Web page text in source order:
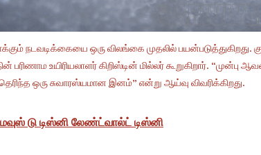
நடவடிக்கையை ஒரு விலங்கை முதலில் பயன்படுத்துகிறது.
உயிரியலாளர் கிறிஸ்டின் மில்லர் கூறுகிறார். “முன்பு
ஒரு சுவாரஸ்யமான இனம்” என்று ஆய்வு விவரிக்கிறது.
மவுஸ் டு டிஸ்னி லேண்ட்வால்ட் டிஸ்னி